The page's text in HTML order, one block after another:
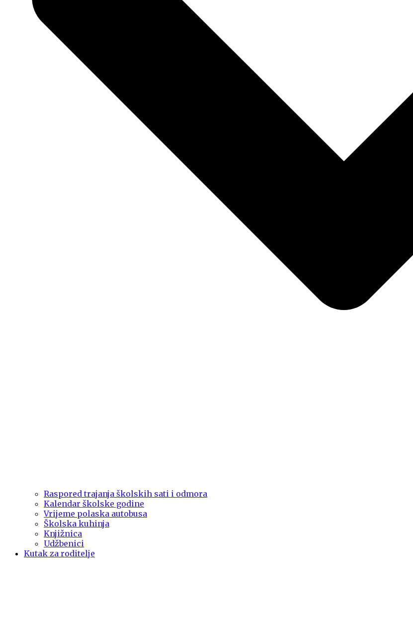
Raspored trajanja školskih sati i odmora
Kalendar školske godine
Vrijeme polaska autobusa
Školska kuhinja
Knjižnica
Udžbenici
Kutak za roditelje